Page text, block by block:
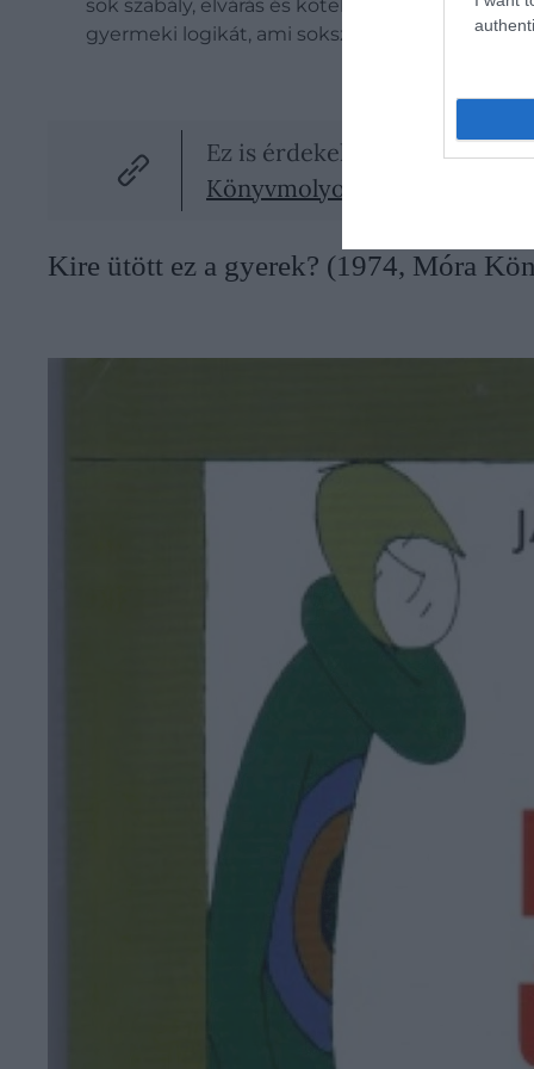
sok szabály, elvárás és kötelezettség válik
gyermeki logikát, ami sokszor
Ez is érdekelhet!
Könyvmolyok kedvencei – 5
Kire ütött ez a gyerek? (1974, Móra